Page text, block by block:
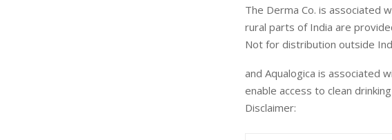
The Derma Co. is associated
rural parts of India are
Not for distribution outside
and Aqualogica is associated
enable access to clean
Disclaimer: